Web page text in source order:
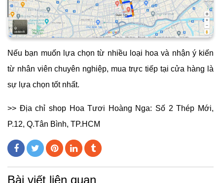
Nếu bạn muốn lựa chọn từ nhiều loại hoa và nhận ý kiến
từ nhân viên chuyên nghiệp, mua trực tiếp tại cửa hàng là
sự lựa chọn tốt nhất.
>> Địa chỉ shop Hoa Tươi Hoàng Nga: Số 2 Thép Mới,
P.12, Q.Tân Bình, TP.HCM
Bài viết liên quan